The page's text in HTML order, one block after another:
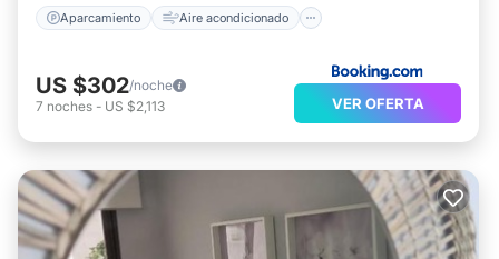
Aparcamiento Aire acondicionado
US $302/noche
7 noches - US $2,113 VER OFERTA